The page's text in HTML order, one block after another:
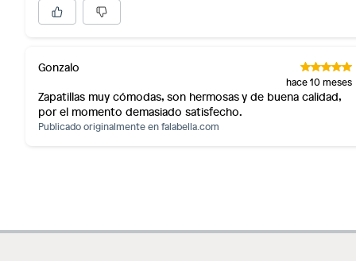
Gonzalo
hace 10 meses
Zapatillas muy cómodas, son hermosas y de buena calidad,
por el momento demasiado satisfecho.
Publicado originalmente enfalabella.com